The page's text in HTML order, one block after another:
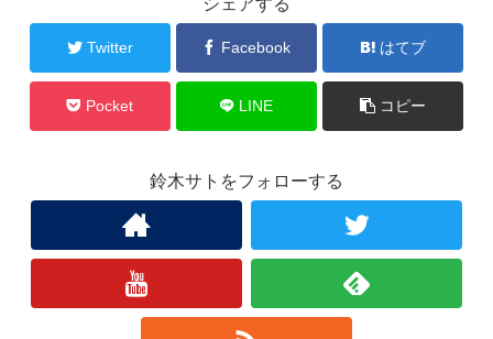
Twitter Facebook はてブ
Pocket LINE コピー
鈴木サトをフォローする